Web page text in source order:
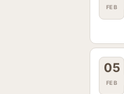
FEB
05
FEB